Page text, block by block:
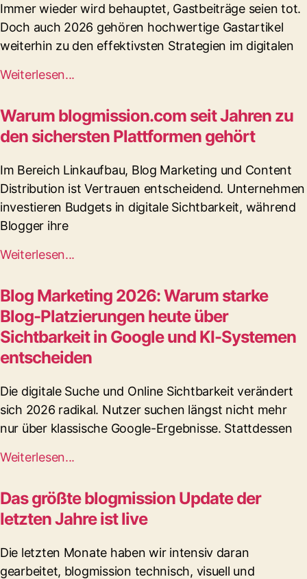
Immer wieder wird behauptet, Gastbeiträge seien tot.
Doch auch 2026 gehören hochwertige Gastartikel
weiterhin zu den effektivsten Strategien im digitalen
Weiterlesen...
Warum blogmission.com seit Jahren zu
den sichersten Plattformen gehört
Im Bereich Linkaufbau, Blog Marketing und Content
Distribution ist Vertrauen entscheidend. Unternehmen
investieren Budgets in digitale Sichtbarkeit, während
Blogger ihre
Weiterlesen...
Blog Marketing 2026: Warum starke
Blog-Platzierungen heute über
Sichtbarkeit in Google und KI-Systemen
entscheiden
Die digitale Suche und Online Sichtbarkeit verändert
sich 2026 radikal. Nutzer suchen längst nicht mehr
nur über klassische Google-Ergebnisse. Stattdessen
Weiterlesen...
Das größte blogmission Update der
letzten Jahre ist live
Die letzten Monate haben wir intensiv daran
gearbeitet, blogmission technisch, visuell und